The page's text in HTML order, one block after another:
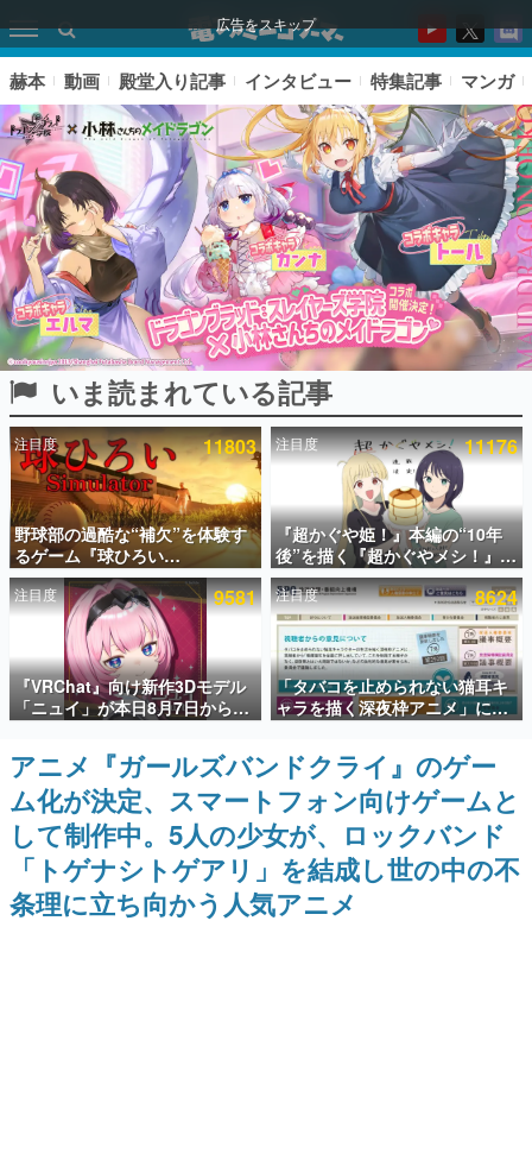
広告をスキップ
ピックアップ
電ファミのいま読まれている記事ランキング
アプリセール情報
インタビュー
連載・特集一覧
殿堂入り記事
SNS拡散数が数千以上！ ページビュー数万以上！ などな
ど。多くの人々に読まれた、電ファミ渾身の“殿堂入り”記
事をまとめました。
ゲームの企画書
名作ゲームクリエイターの方々に製作時のエピソードをお
聞きし、ヒットする企画（ゲーム）とは何か？を探ってい
きます。
赫本
この物語を解いてはいけない。『赫本』は、〈試験問題〉
の形をした短編ホラー小説集です。
赫本 動画 殿堂入り記事 インタビュー 特集記事 マンガ
いま読まれている記事
注目度 11803
野球部の過酷な“補欠”を体験す
るゲーム『球ひろい
Simulator』が「1件」のウィッ
シュリストをもとにチェコ語に
対応しSNSで話題に。『キング
ダム・カム』開発元やチェコの
プロ野球選手から称賛の声
注目度 11176
『超かぐや姫！』本編の“10年
後”を描く『超かぐやメシ！』
Web連載決定。新たなWebマン
ガレーベル「ビビビコミック」
にて特別話が掲載スタート、あ
のお話には…まだ続きがある！
注目度 9581
『VRChat』向け新作3Dモデル
「ニュイ」が本日8月7日から
BOOTHにて発売。瞳に光る星
や感情豊かな表情が、小悪魔か
わいい
注目度 8624
「タバコを止められない猫耳キ
ャラを描く深夜枠アニメ」に視
聴者の一部から批判意見。違法
薬物の使用と思しき描写も含め
て、BPOが議論を交わす
アニメ『ガールズバンドクライ』のゲー
ム化が決定、スマートフォン向けゲームと
して制作中。5人の少女が、ロックバンド
「トゲナシトゲアリ」を結成し世の中の不
条理に立ち向かう人気アニメ